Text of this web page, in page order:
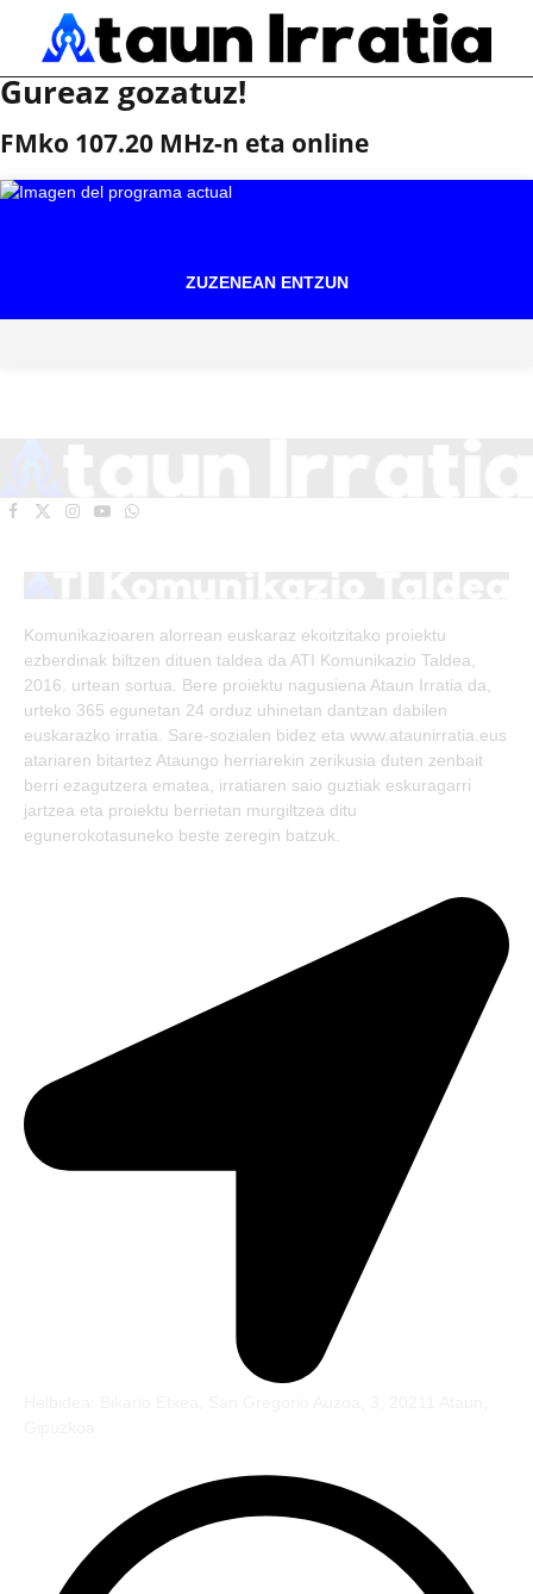
Gureaz gozatuz!
FMko 107.20 MHz-n eta online
ZUZENEAN ENTZUN
Facebook
X
Instagram
YouTubeWhatsApp
Komunikazioaren alorrean euskaraz ekoitzitako proiektu
ezberdinak biltzen dituen taldea da ATI Komunikazio Taldea,
2016. urtean sortua. Bere proiektu nagusiena Ataun Irratia da,
urteko 365 egunetan 24 orduz uhinetan dantzan dabilen
euskarazko irratia. Sare-sozialen bidez eta www.ataunirratia.eus
atariaren bitartez Ataungo herriarekin zerikusia duten zenbait
berri ezagutzera ematea, irratiaren saio guztiak eskuragarri
jartzea eta proiektu berrietan murgiltzea ditu
egunerokotasuneko beste zeregin batzuk.